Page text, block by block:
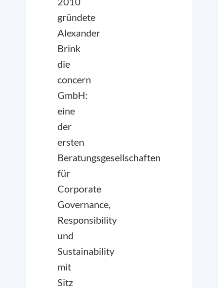
gründete
Alexander
Brink
die
concern
GmbH:
eine
der
ersten
Beratungsgesellschaften
für
Corporate
Governance,
Responsibility
und
Sustainability
mit
Sitz